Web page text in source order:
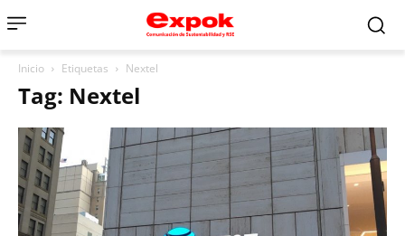
Inicio Etiquetas Nextel
Tag: Nextel